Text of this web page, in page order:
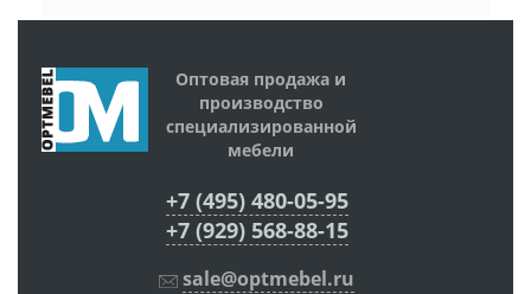
Оптовая продажа и
производство
специализированной
мебели
+7 (495) 480-05-95
+7 (929) 568-88-15
sale@optmebel.ru